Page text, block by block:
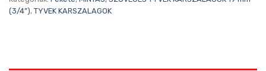
(3/4”), TYVEK KARSZALAGOK